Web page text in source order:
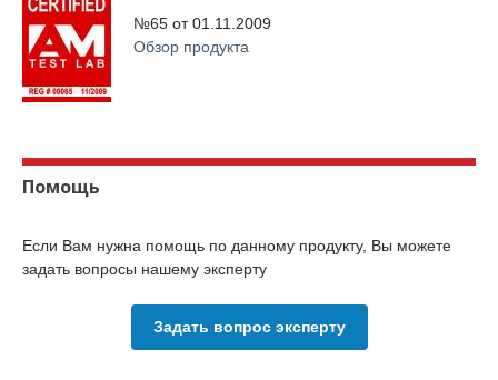
№65 от01.11.2009
Обзор продукта
Помощь
Если Вам нужна помощь по данному продукту, Вы можете
задать вопросы нашему эксперту
Задать вопрос эксперту